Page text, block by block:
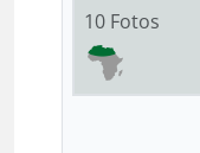
10 Fotos